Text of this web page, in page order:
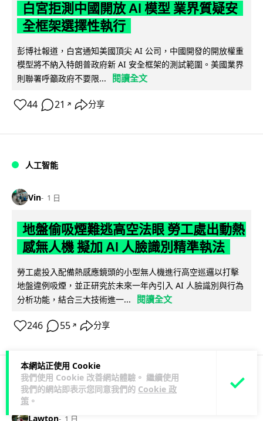
本網站正使用 Cookie
我們使用 Cookie 改善網站體驗。 繼續使用
我們的網站即表示您同意我們的 Cookie 政
策 。
白宮拒測中國開放 AI 模型 業界質疑安
全框架選擇性執行
彭博社報道，白宮通知美國頂尖 AI 公司，中國開發的開放權重
模型將不納入特朗普政府新 AI 安全框架的測試範圍。美國業界
則聯署呼籲政府不要限...
閱讀全文
44 21 ↗ 分享
人工智能
Vin 1 日
地盤偷吸煙難逃高空法眼 勞工處出動熱
感無人機 擬加 AI 人臉識別精準執法
勞工處投入配備熱感應鏡頭的小型無人機進行高空巡邏以打擊
地盤違例吸煙，並正研究於未來一年內引入 AI 人臉識別與行為
分析功能，結合三大技術進一...
閱讀全文
246 55 ↗ 分享
人工智能
Lawton 1 日